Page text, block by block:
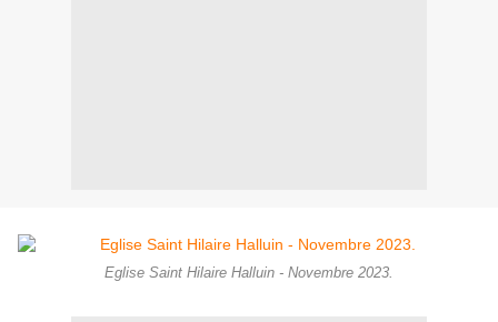
Eglise Saint Hilaire Halluin - Novembre 2023.